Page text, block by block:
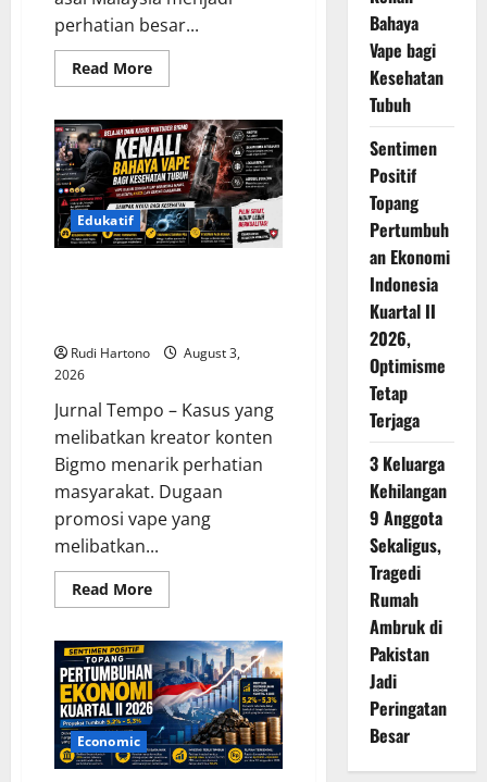
perhatian besar...
Read MoreRead
more
Pertanyakan
Lolosnya
Pilot
Pembawa
25
Kg
Narkoba
dari
Skrining
Edukatif
Rudi Hartono
August 3,
2026
Jurnal Tempo – Kasus yang
melibatkan kreator konten
Bigmo menarik perhatian
masyarakat. Dugaan
promosi vape yang
melibatkan...
Read MoreRead
more
dari
Kasus
YouTuber
Bigmo,
Kenali
Bahaya
Vape
bagi
Kesehatan
Economic
Bahaya
Vape bagi
Kesehatan
Tubuh
Sentimen
Positif
Topang
Pertumbuh
an Ekonomi
Indonesia
Kuartal II
2026,
Optimisme
Tetap
Terjaga
3 Keluarga
Kehilangan
9 Anggota
Sekaligus,
Tragedi
Rumah
Ambruk di
Pakistan
Jadi
Peringatan
Besar